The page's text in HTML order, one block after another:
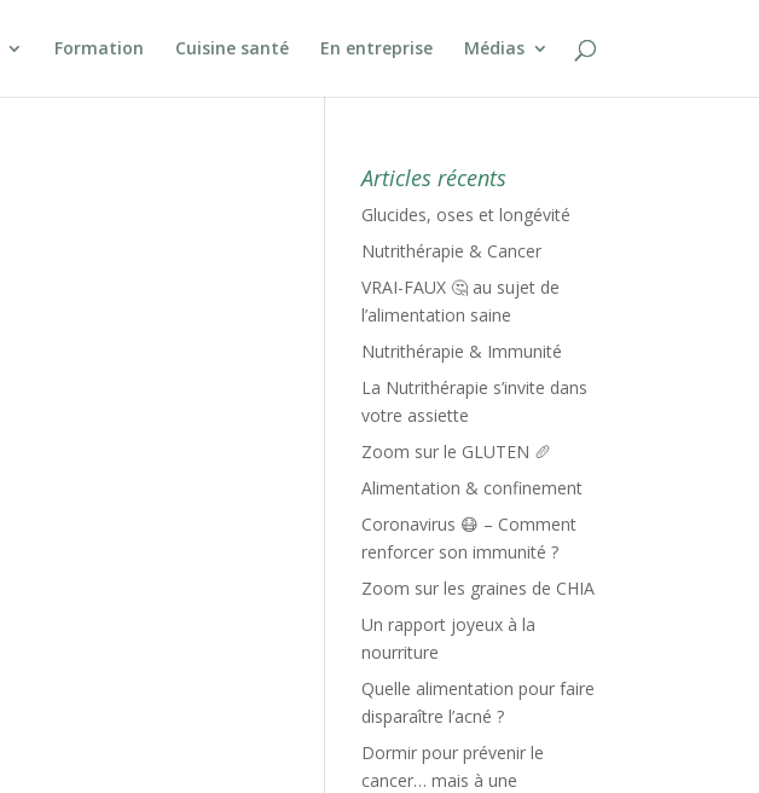
Formation Cuisine santé En entreprise Médias
Articles récents
Glucides, oses et longévité
Nutrithérapie & Cancer
VRAI-FAUX 🤔 au sujet de
l’alimentation saine
Nutrithérapie & Immunité
La Nutrithérapie s’invite dans
votre assiette
Zoom sur le GLUTEN 🥖
Alimentation & confinement
Coronavirus 😷 – Comment
renforcer son immunité ?
Zoom sur les graines de CHIA
Un rapport joyeux à la
nourriture
Quelle alimentation pour faire
disparaître l’acné ?
Dormir pour prévenir le
cancer… mais à une